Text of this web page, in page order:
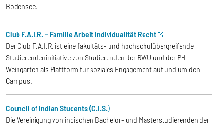
Bodensee.
Club F.A.I.R. – Familie Arbeit Individualität Recht
Der Club F.A.I.R. ist eine fakultäts- und hochschulübergreifende
Studierendeninitiative von Studierenden der RWU und der PH
Weingarten als Plattform für soziales Engagement auf und um den
Campus.
Council of Indian Students (C.I.S.)
Die Vereinigung von indischen Bachelor- und Masterstudierenden der